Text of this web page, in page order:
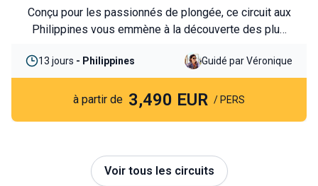
Vivez une immersion authentique dans une Turquie
méconnue, entre patrimoine, nature et rencontres
emmène sur les traces des grandes civilisations de
l’Euphrate et du Tigre, au cœur des paysages et des
traditions encore vivantes.
8 jours- Turquie Guidé par Nicolas
à partir de 2,199 EUR / PERS
Voir tous les circuits